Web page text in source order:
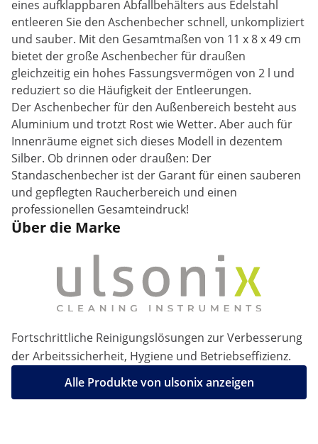
eines aufklappbaren Abfallbehälters aus Edelstahl
entleeren Sie den Aschenbecher schnell, unkompliziert
und sauber. Mit den Gesamtmaßen von 11 x 8 x 49 cm
bietet der große Aschenbecher für draußen
gleichzeitig ein hohes Fassungsvermögen von 2 l und
reduziert so die Häufigkeit der Entleerungen.
Der Aschenbecher für den Außenbereich besteht aus
Aluminium und trotzt Rost wie Wetter. Aber auch für
Innenräume eignet sich dieses Modell in dezentem
Silber. Ob drinnen oder draußen: Der
Standaschenbecher ist der Garant für einen sauberen
und gepflegten Raucherbereich und einen
professionellen Gesamteindruck!
Über die Marke
Fortschrittliche Reinigungslösungen zur Verbesserung
der Arbeitssicherheit, Hygiene und Betriebseffizienz.
Alle Produkte von ulsonix anzeigen